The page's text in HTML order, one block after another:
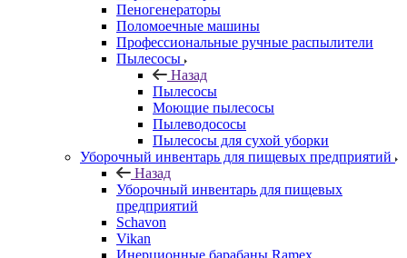
Пеногенераторы
Поломоечные машины
Профессиональные ручные распылители
Пылесосы
Назад
Пылесосы
Моющие пылесосы
Пылеводососы
Пылесосы для сухой уборки
Уборочный инвентарь для пищевых предприятий
Назад
Уборочный инвентарь для пищевых
предприятий
Schavon
Vikan
Инерционные барабаны Ramex